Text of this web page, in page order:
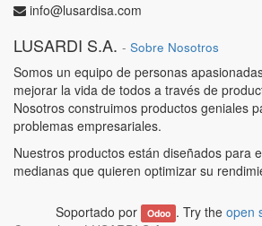
info@lusardisa.com
LUSARDI S.A. - Sobre Nosotros
Somos un equipo de personas
mejorar la vida de todos a través de
Nosotros construimos productos geniales
problemas empresariales.
Nuestros productos están diseñados para
medianas que quieren optimizar su
Soportado por Odoo . Try the open